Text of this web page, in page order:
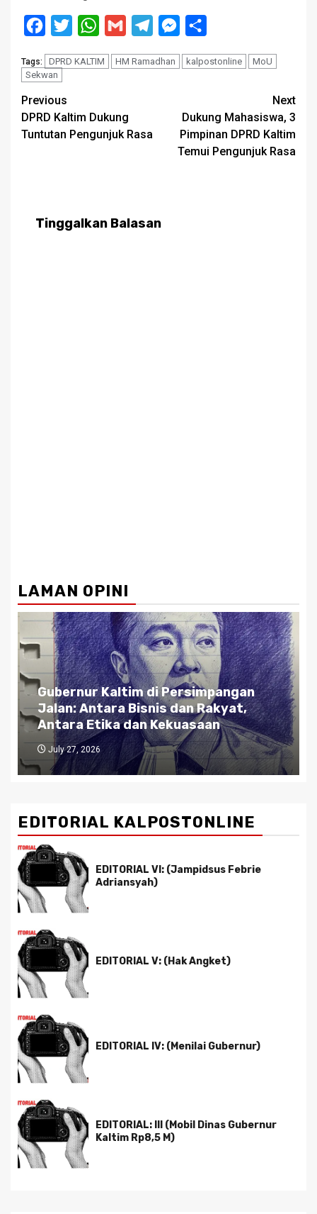
Facebook
Twitter WhatsApp
Gmail TelegramMessenger
Tags: DPRD KALTIM HM Ramadhan kalpostonline
MoU
Sekwan
Post
navigation
Previous
DPRD Kaltim Dukung
Tuntutan Pengunjuk Rasa
Next
Dukung Mahasiswa, 3
Pimpinan DPRD Kaltim
Temui Pengunjuk Rasa
Tinggalkan Balasan
LAMAN OPINI
Gubernur Kaltim di Persimpangan
Jalan: Antara Bisnis dan Rakyat,
Antara Etika dan Kekuasaan
July 27, 2026
EDITORIAL KALPOSTONLINE
EDITORIAL VI: (Jampidsus Febrie
Adriansyah)
EDITORIAL V: (Hak Angket)
EDITORIAL IV: (Menilai Gubernur)
EDITORIAL: III (Mobil Dinas Gubernur
Kaltim Rp8,5 M)